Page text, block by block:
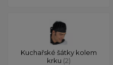
Kuchařské šátky kolem
krku (2)